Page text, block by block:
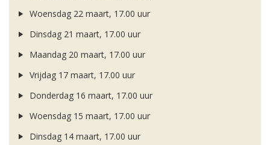
Woensdag 22 maart, 17.00 uur
Dinsdag 21 maart, 17.00 uur
Maandag 20 maart, 17.00 uur
Vrijdag 17 maart, 17.00 uur
Donderdag 16 maart, 17.00 uur
Woensdag 15 maart, 17.00 uur
Dinsdag 14 maart, 17.00 uur